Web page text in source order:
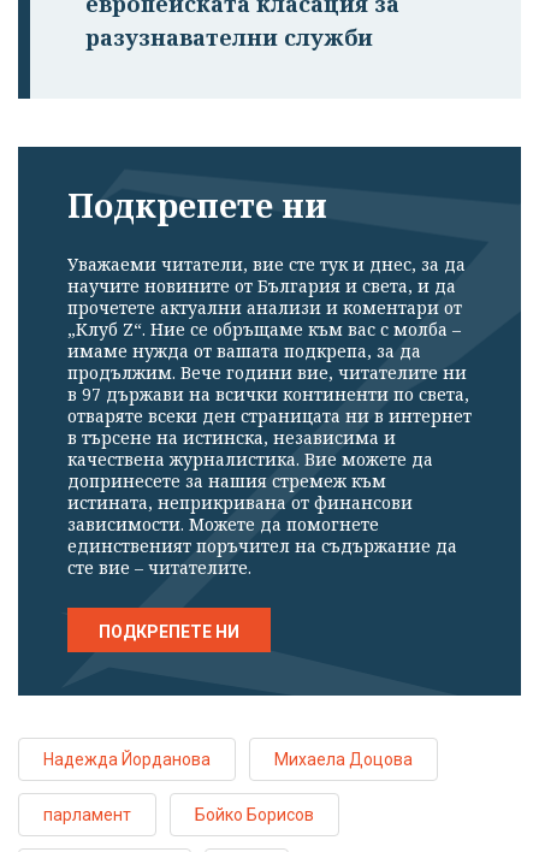
разузнавателни служби
Подкрепете ни
Уважаеми читатели, вие сте тук и днес, за да
научите новините от България и света, и да
прочетете актуални анализи и коментари от
„Клуб Z“. Ние се обръщаме към вас с молба –
имаме нужда от вашата подкрепа, за да
продължим. Вече години вие, читателите ни
в 97 държави на всички континенти по света,
отваряте всеки ден страницата ни в интернет
в търсене на истинска, независима и
качествена журналистика. Вие можете да
допринесете за нашия стремеж към
истината, неприкривана от финансови
зависимости. Можете да помогнете
единственият поръчител на съдържание да
сте вие – читателите.
ПОДКРЕПЕТЕ НИ
Надежда Йорданова Михаела Доцова
парламент Бойко Борисов